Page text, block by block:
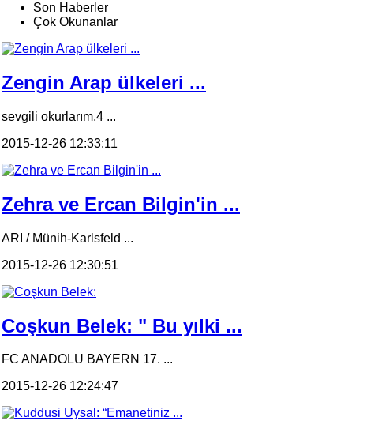
Son Haberler
Çok Okunanlar
Zengin Arap ülkeleri ...
sevgili okurlarım,4 ...
2015-12-26 12:33:11
Zehra ve Ercan Bilgin'in ...
ARI / Münih-Karlsfeld ...
2015-12-26 12:30:51
Coşkun Belek: " Bu yılki ...
FC ANADOLU BAYERN 17. ...
2015-12-26 12:24:47